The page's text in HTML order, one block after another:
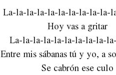
La-la-la-la-la-la-la-la-la-la-
Hoy vas a gritar
La-la-la-la-la-la-la-la-la-
Entre mis sábanas tú y yo, a
Se cabrón ese culo